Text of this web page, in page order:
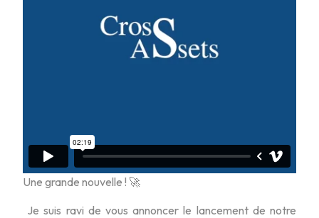
Une grande nouvelle ! 🚀
Je suis ravi de vous annoncer le lancement de notre